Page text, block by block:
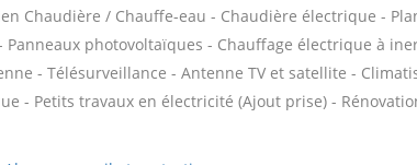
Chaudière / Chauffe-eau - Chaudière électrique -
Panneaux photovoltaïques - Chauffage électrique à
- Télésurveillance - Antenne TV et satellite -
- Petits travaux en électricité (Ajout prise) -